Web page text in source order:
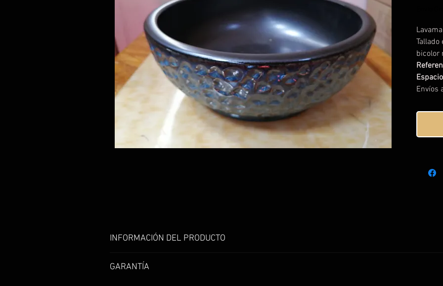
bicolor
Envíos
INFORMACIÓN DEL PRODUCTO
Lavamanos de sobreponer redondo. Tallado estilo rústico, acabado mate bicolor negro-
GARANTÍA